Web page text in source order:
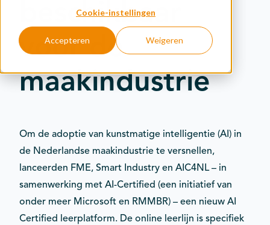
Cookie-instellingen
Accepteren Weigeren
Over organisatie
Contact
Kalender
beschikbaar
voor de
maakindustrie
Om de adoptie van kunstmatige intelligentie (AI) in
de Nederlandse maakindustrie te versnellen,
lanceerden FME, Smart Industry en AIC4NL – in
samenwerking met AI-Certified (een initiatief van
onder meer Microsoft en RMMBR) – een nieuw AI
Certified leerplatform. De online leerlijn is specifiek